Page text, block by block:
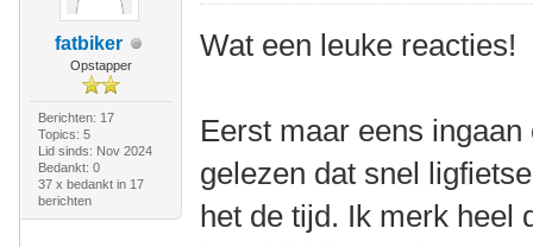
fatbiker
Opstapper
Berichten: 17
Topics: 5
Lid sinds: Nov 2024
Bedankt: 0
37 x bedankt in 17
berichten
Wat een leuke reacties!
Eerst maar eens
gelezen dat snel
het de tijd. Ik merk heel